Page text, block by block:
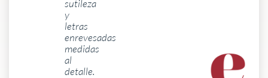
sutileza
y
letras
enrevesadas
medidas
al
detalle.